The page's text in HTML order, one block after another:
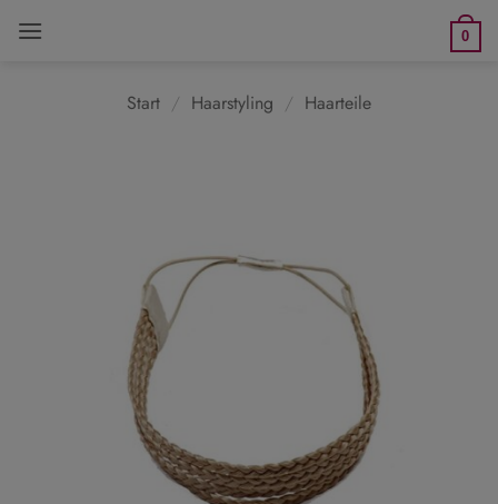
Inhalt
0
Start / Haarstyling / Haarteile